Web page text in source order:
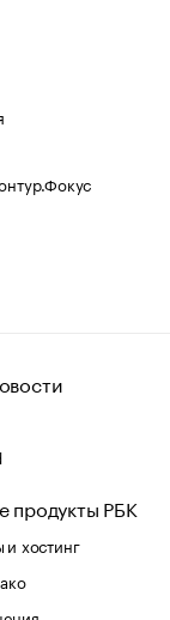
продукты РБК
хостинг